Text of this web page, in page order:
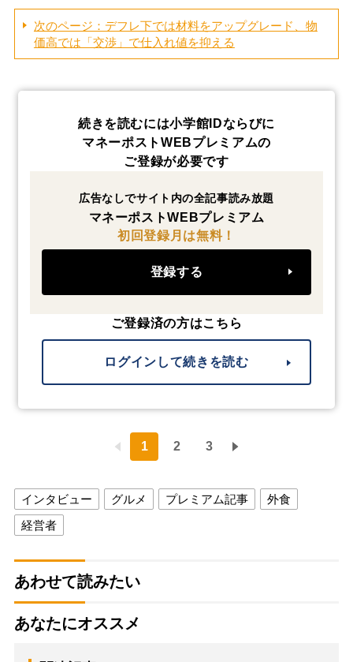
次のページ：デフレ下では材料をアップグレード、物
価高では「交渉」で仕入れ値を抑える
続きを読むには小学館IDならびに
マネーポストWEBプレミアムの
ご登録が必要です
広告なしでサイト内の全記事読み放題
マネーポストWEBプレミアム
初回登録月は無料！
登録する
ご登録済の方はこちら
ログインして続きを読む
1 2 3
インタビュー グルメ プレミアム記事
外食
経営者
あわせて読みたい
あなたにオススメ